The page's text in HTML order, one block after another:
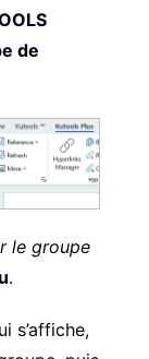
de
le groupe
.
s’affiche,